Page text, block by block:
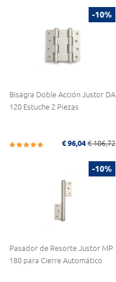
-10%
Bisagra Doble Acción Justor DA
120 Estuche 2 Piezas
€ 96,04 € 106,72
-10%
Pasador de Resorte Justor MP
180 para Cierre Automático